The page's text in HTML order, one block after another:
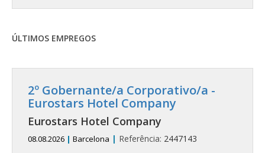
ÚLTIMOS EMPREGOS
2º Gobernante/a Corporativo/a -
Eurostars Hotel Company
Eurostars Hotel Company
08.08.2026 | Barcelona | Referência: 2447143